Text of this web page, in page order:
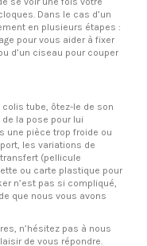
Dans le cas d’un
en plusieurs étapes :
pour vous aider à fixer
d’un ciseau pour couper
tube, ôtez-le de son
la pose pour lui
une pièce trop froide ou
les variations de
(pellicule
ou carte plastique pour
n’est pas si compliqué,
que nous vous avons
n’hésitez pas à nous
de vous répondre.